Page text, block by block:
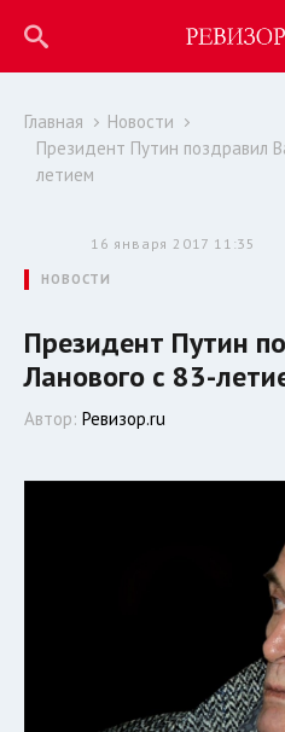
Главная
Новости
Президент Путин поздравил
летием
16 января 2017 11:35
НОВОСТИ
Президент Путин
Ланового с 83-
Автор: Ревизор.ru